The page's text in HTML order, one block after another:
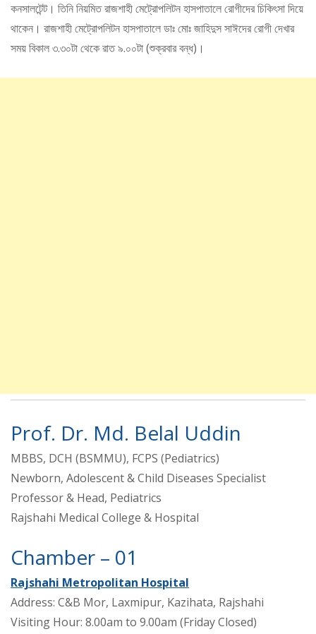
কনসালটেন্ট। তিনি নিয়মিত রাজশাহী মেট্রোপলিটন হাসপাতালে রোগীদের চিকিৎসা দিয়ে
থাকেন। রাজশাহী মেট্রোপলিটন হাসপাতালে ডাঃ মোঃ জাহিদুস সাঈদের রোগী দেখার
সময় বিকাল ৩.৩০টা থেকে রাত ৯.০০টা (শুক্রবার বন্ধ)।
Prof. Dr. Md. Belal Uddin
MBBS, DCH (BSMMU), FCPS (Pediatrics)
Newborn, Adolescent & Child Diseases Specialist
Professor & Head, Pediatrics
Rajshahi Medical College & Hospital
Chamber – 01
Rajshahi Metropolitan Hospital
Address: C&B Mor, Laxmipur, Kazihata, Rajshahi
Visiting Hour: 8.00am to 9.00am (Friday Closed)